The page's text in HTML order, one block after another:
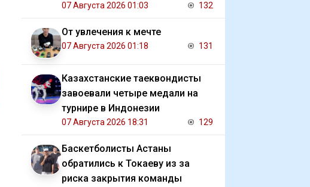
07 Августа 2026 01:03 132
От увлечения к мечте
07 Августа 2026 01:18 131
Казахстанские таеквондисты
завоевали четыре медали на
турнире в Индонезии
07 Августа 2026 18:31 129
Баскетболисты Астаны
обратились к Токаеву из за
риска закрытия команды